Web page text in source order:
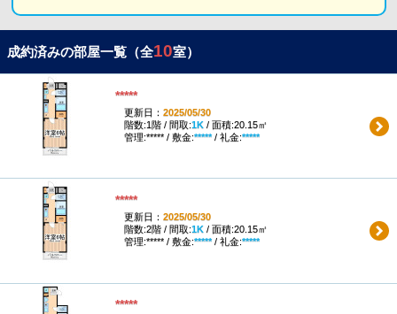
成約済みの部屋一覧（全10室）
*****
更新日： 2025/05/30
階数:1階 / 間取:1K/ 面積:20.15㎡
管理:***** / 敷金:*****/ 礼金:*****
*****
更新日： 2025/05/30
階数:2階 / 間取:1K/ 面積:20.15㎡
管理:***** / 敷金:*****/ 礼金:*****
*****